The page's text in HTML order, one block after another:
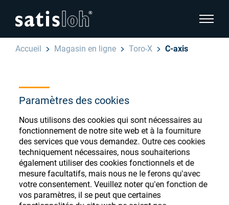
Paramètres des cookies
Nous utilisons des cookies qui sont nécessaires au
fonctionnement de notre site web et à la fourniture
des services que vous demandez. Outre ces cookies
techniquement nécessaires, nous souhaiterions
également utiliser des cookies fonctionnels et de
mesure facultatifs, mais nous ne le ferons qu'avec
votre consentement. Veuillez noter qu'en fonction de
vos paramètres, il se peut que certaines
afficher
Français
Ophtalmique
Optique de précision
Qui sommes-nous ?
cacher la navigation de la page
English
Deutsch
Español
汉语
Accueil Magasin en ligne Toro-X C-axis
Magasin de
consommables
ophtalmiques
Enregistrez-vous ou connectez-vous pour